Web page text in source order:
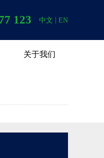
中文 EN
123
关于我们